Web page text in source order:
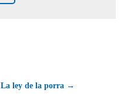
La ley de la porra →